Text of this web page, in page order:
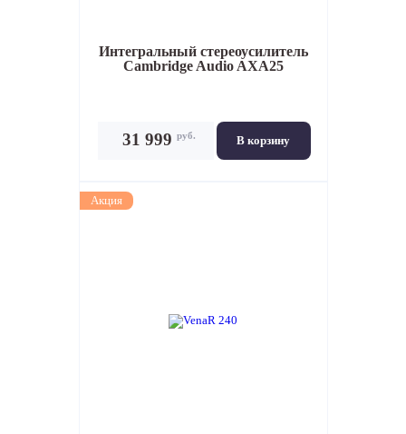
Интегральный стереоусилитель
Cambridge Audio AXA25
В корзину
31 999 руб.
Акция